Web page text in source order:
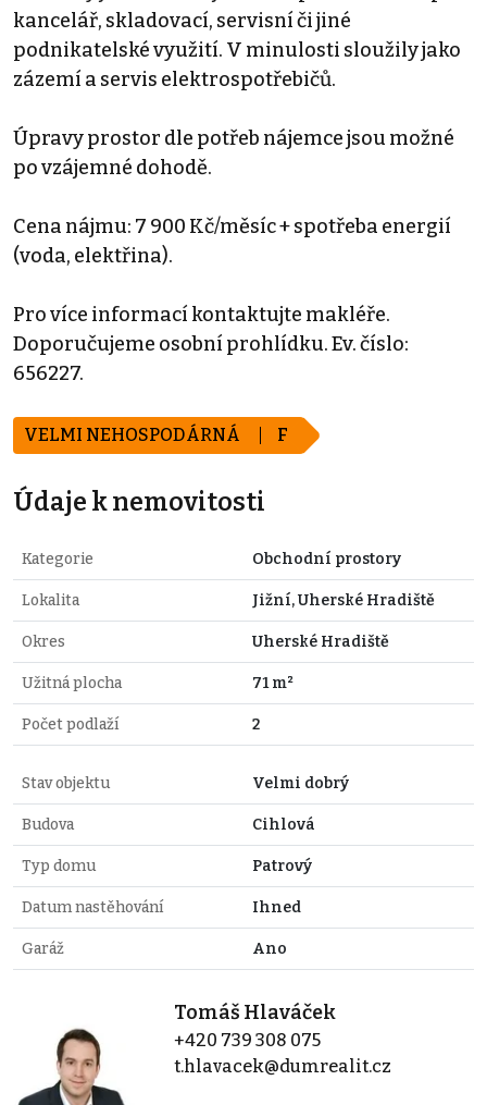
kancelář, skladovací, servisní či jiné
podnikatelské využití. V minulosti sloužily jako
zázemí a servis elektrospotřebičů.
Úpravy prostor dle potřeb nájemce jsou možné
po vzájemné dohodě.
Cena nájmu: 7 900 Kč/měsíc + spotřeba energií
(voda, elektřina).
Pro více informací kontaktujte makléře.
Doporučujeme osobní prohlídku. Ev. číslo:
656227.
VELMI NEHOSPODÁRNÁ F
Údaje k nemovitosti
Kategorie Obchodní prostory
Lokalita Jižní, Uherské Hradiště
Okres Uherské Hradiště
Užitná plocha 71 m²
Počet podlaží 2
Stav objektu Velmi dobrý
Budova Cihlová
Typ domu Patrový
Datum nastěhování Ihned
Garáž Ano
Tomáš Hlaváček
+420 739 308 075
t.hlavacek@dumrealit.cz